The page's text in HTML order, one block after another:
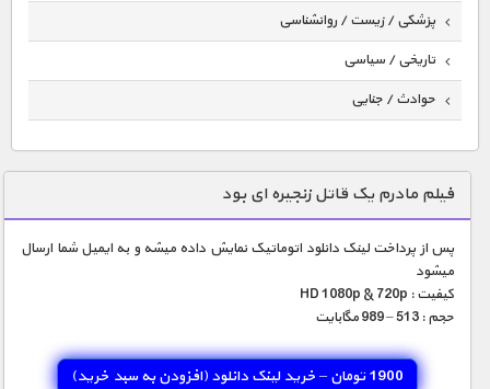
پزشکی / زیست / روانشناسی
تاریخی / سیاسی
حوادث / جنایی
دنیای خوراکی ها
زمین شناسی / محیط زیست
سازه/ معماری/ مهندسی
سرگرمی
طبیعت
فیلم مادرم یک قاتل زنجیره ای بود
پس از پرداخت لینک دانلود اتوماتیک نمایش داده میشه و به ایمیل شما ارسال
میشود
کیفیت : HD 1080p & 720p
حجم : 513 – 989 مگابایت
1900 تومان – خرید لینک دانلود (افزودن به سبد خريد)